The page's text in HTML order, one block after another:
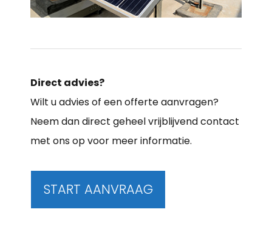
Direct advies?
Wilt u advies of een offerte aanvragen?
Neem dan direct geheel vrijblijvend contact
met ons op voor meer informatie.
START AANVRAAG